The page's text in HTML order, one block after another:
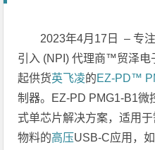
2023年4月17日 – 专
引入 (NPI) 代理商™贸泽电
起供货英飞凌的EZ-PD™
制器。EZ-PD PMG1-B1微
式单芯片解决方案，适用
物料的高压USB-C应用，